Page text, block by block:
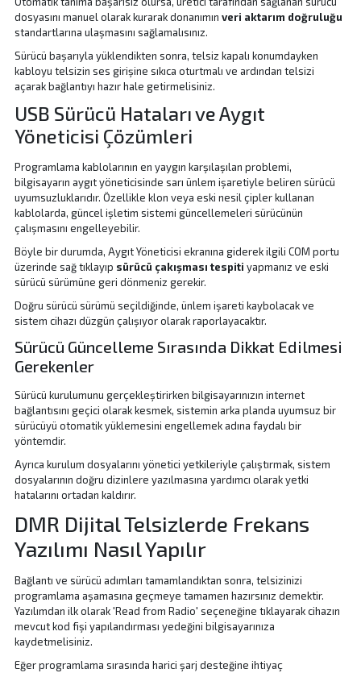
dosyasını manuel olarak kurarak donanımınveri aktarım doğruluğu
standartlarına ulaşmasını sağlamalısınız.
Sürücü başarıyla yüklendikten sonra, telsiz kapalı konumdayken
kabloyu telsizin ses girişine sıkıca oturtmalı ve ardından telsizi
açarak bağlantıyı hazır hale getirmelisiniz.
USB Sürücü Hataları ve Aygıt
Yöneticisi Çözümleri
Programlama kablolarının en yaygın karşılaşılan problemi,
bilgisayarın aygıt yöneticisinde sarı ünlem işaretiyle beliren sürücü
uyumsuzluklarıdır. Özellikle klon veya eski nesil çipler kullanan
kablolarda, güncel işletim sistemi güncellemeleri sürücünün
çalışmasını engelleyebilir.
Böyle bir durumda, Aygıt Yöneticisi ekranına giderek ilgili COM portu
üzerinde sağ tıklayıp sürücü çakışması tespiti yapmanız ve eski
sürücü sürümüne geri dönmeniz gerekir.
Doğru sürücü sürümü seçildiğinde, ünlem işareti kaybolacak ve
sistem cihazı düzgün çalışıyor olarak raporlayacaktır.
Sürücü Güncelleme Sırasında Dikkat Edilmesi
Gerekenler
Sürücü kurulumunu gerçekleştirirken bilgisayarınızın internet
bağlantısını geçici olarak kesmek, sistemin arka planda uyumsuz bir
sürücüyü otomatik yüklemesini engellemek adına faydalı bir
yöntemdir.
Ayrıca kurulum dosyalarını yönetici yetkileriyle çalıştırmak, sistem
dosyalarının doğru dizinlere yazılmasına yardımcı olarak yetki
hatalarını ortadan kaldırır.
DMR Dijital Telsizlerde Frekans
Yazılımı Nasıl Yapılır
Bağlantı ve sürücü adımları tamamlandıktan sonra, telsizinizi
programlama aşamasına geçmeye tamamen hazırsınız demektir.
Yazılımdan ilk olarak 'Read from Radio' seçeneğine tıklayarak cihazın
mevcut kod fişi yapılandırması yedeğini bilgisayarınıza
kaydetmelisiniz.
Eğer programlama sırasında harici şarj desteğine ihtiyaç